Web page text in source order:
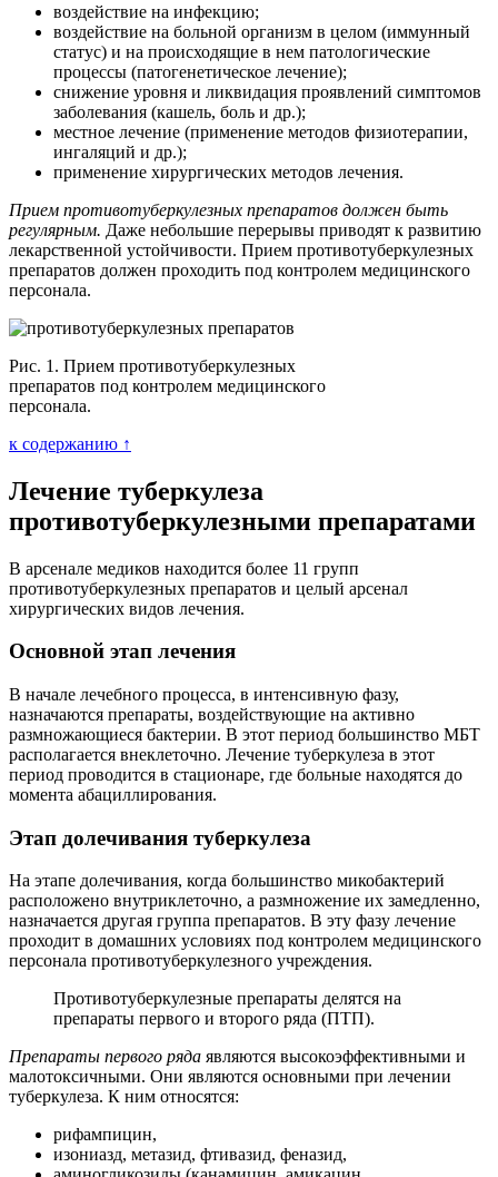
воздействие на инфекцию;
воздействие на больной организм в целом (иммунный
статус) и на происходящие в нем патологические
процессы (патогенетическое лечение);
снижение уровня и ликвидация проявлений симптомов
заболевания (кашель, боль и др.);
местное лечение (применение методов физиотерапии,
ингаляций и др.);
применение хирургических методов лечения.
Прием противотуберкулезных препаратов должен быть
регулярным. Даже небольшие перерывы приводят к развитию
лекарственной устойчивости. Прием противотуберкулезных
препаратов должен проходить под контролем медицинского
персонала.
Рис. 1. Прием противотуберкулезных
препаратов под контролем медицинского
персонала.
к содержанию ↑
Лечение туберкулеза
противотуберкулезными препаратами
В арсенале медиков находится более 11 групп
противотуберкулезных препаратов и целый арсенал
хирургических видов лечения.
Основной этап лечения
В начале лечебного процесса, в интенсивную фазу,
назначаются препараты, воздействующие на активно
размножающиеся бактерии. В этот период большинство МБТ
располагается внеклеточно. Лечение туберкулеза в этот
период проводится в стационаре, где больные находятся до
момента абациллирования.
Этап долечивания туберкулеза
На этапе долечивания, когда большинство микобактерий
расположено внутриклеточно, а размножение их замедленно,
назначается другая группа препаратов. В эту фазу лечение
проходит в домашних условиях под контролем медицинского
персонала противотуберкулезного учреждения.
Противотуберкулезные препараты делятся на
препараты первого и второго ряда (ПТП).
Препараты первого ряда являются высокоэффективными и
малотоксичными. Они являются основными при лечении
туберкулеза. К ним относятся:
рифампицин,
изониазд, метазид, фтивазид, феназид,